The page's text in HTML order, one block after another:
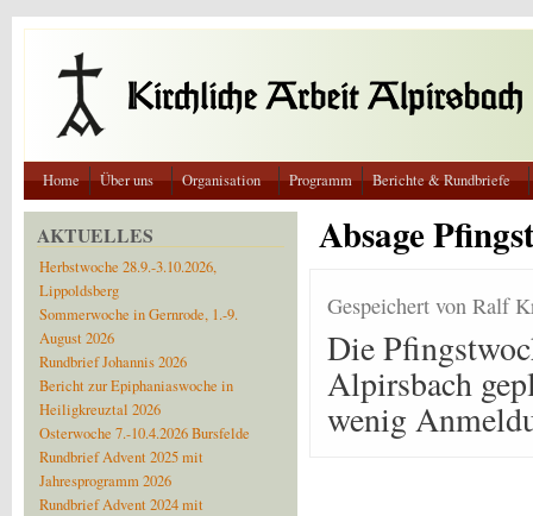
Direkt zum Inhalt
Home Über uns Organisation Programm Berichte & Rundbriefe
AKTUELLES
Herbstwoche 28.9.-3.10.2026,
Lippoldsberg
Sommerwoche in Gernrode, 1.-9.
August 2026
Rundbrief Johannis 2026
Bericht zur Epiphaniaswoche in
Heiligkreuztal 2026
Osterwoche 7.-10.4.2026 Bursfelde
Rundbrief Advent 2025 mit
Jahresprogramm 2026
Rundbrief Advent 2024 mit
Absage
Gespeichert von Ralf
Die
Alpirsbach
wenig